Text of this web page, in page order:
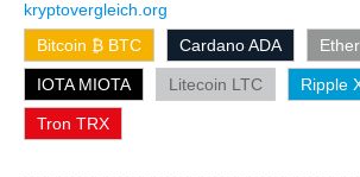
kryptovergleich.org
Bitcoin ₿ BTC
Cardano ADA
IOTA MIOTA Litecoin LTC Ripple
Tron TRX